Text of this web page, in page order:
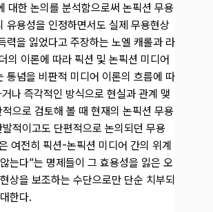
대한 논의를 분석함으로써 논픽션 무용
유용성을 인정하면서도 실제 무용현상
력을 잃었다고 주장하는 노엘 캐롤과 라
의 이론에 따라 픽션 및 논픽션 미디어
통념을 비판적 미디어 이론의 흐름에 따
나 즉각적인 방식으로 현실과 관계 맺
으로 검토해 볼 때 현재의 논픽션 무용
적이고도 단편적으로 논의되던 무용
여전히 픽션-논픽션 미디어 간의 위계
는다”는 명제들이 그 효용성을 잃은 오
상을 보조하는 수단으로만 단순 치부되
한다.